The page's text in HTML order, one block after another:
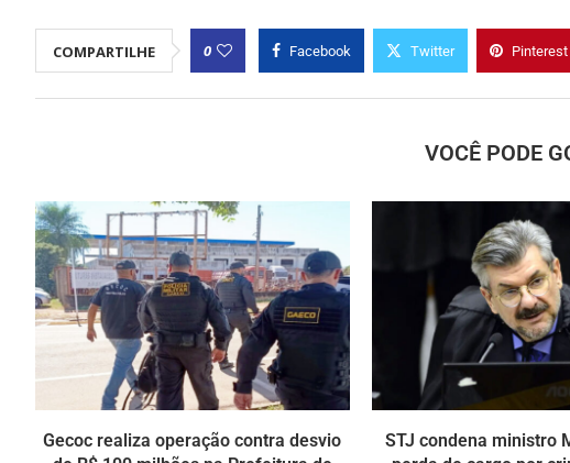
COMPARTILHE 0 Facebook Twitter Pinterest
VOCÊ PODE
Gecoc realiza operação contra desvio
STJ condena ministro